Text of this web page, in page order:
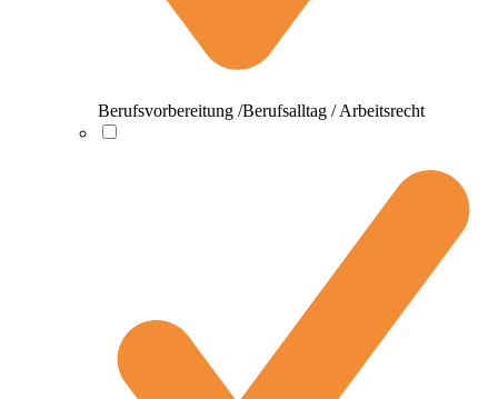
Berufsvorbereitung /Berufsalltag / Arbeitsrecht